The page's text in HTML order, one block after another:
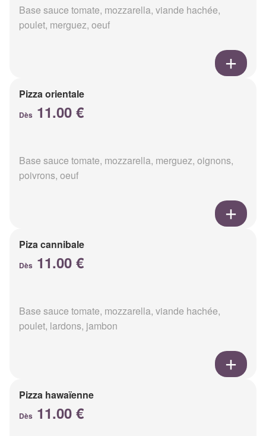
Base sauce tomate, mozzarella, viande hachée,
poulet, merguez, oeuf
Pizza orientale
Dès 11.00 €
Base sauce tomate, mozzarella, merguez, oignons,
poivrons, oeuf
Piza cannibale
Dès 11.00 €
Base sauce tomate, mozzarella, viande hachée,
poulet, lardons, jambon
Pizza hawaïenne
Dès 11.00 €